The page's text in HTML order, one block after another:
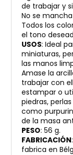
de trabajar y
No se
Todos los
el tono
USOS: Ideal
miniaturas,
las manos
Amase la
trabajar con
estampar o
piedras,
como
de la masa
PESO: 56 g.
FABRICACIÓN
fabrica en